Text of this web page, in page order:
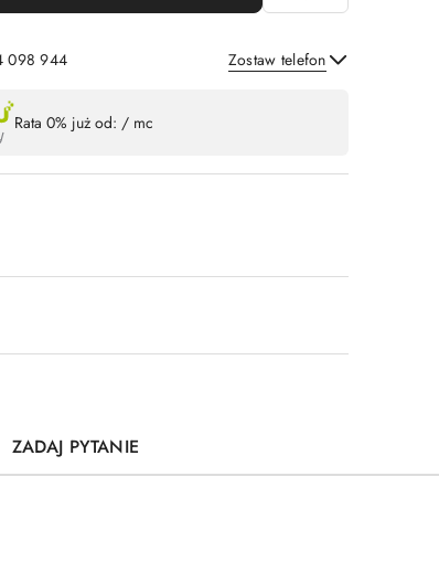
098 944 Zostaw telefon
Rata 0% już od: / mc
ZADAJ PYTANIE